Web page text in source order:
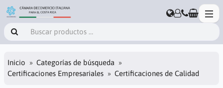
Inicio
Categorías de búsqueda
Certificaciones Empresariales
Certificaciones de Calidad